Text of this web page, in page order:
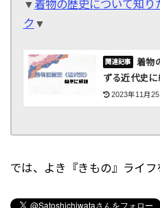
▼ 着物の歴史について知り
ク ▼
着物
ずる近代史に
2023年11月25
では、よき『きもの』ライフ